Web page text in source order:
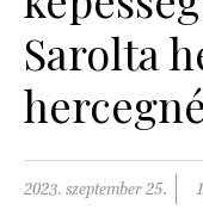
KULTÚRA
PSZICHÉ
PÁRKAPCSOLAT
Sarolta
2023. szeptember 25.